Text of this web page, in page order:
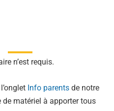
n’est requis.
Info parents de notre
matériel à apporter tous